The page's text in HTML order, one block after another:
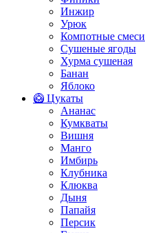
Инжир
Урюк
Компотные смеси
Сушеные ягоды
Хурма сушеная
Банан
Яблоко
🥝 Цукаты
Ананас
Кумкваты
Вишня
Манго
Имбирь
Клубника
Клюква
Дыня
Папайя
Персик